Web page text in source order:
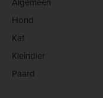
Hond
Kat
Kleindier
Paard